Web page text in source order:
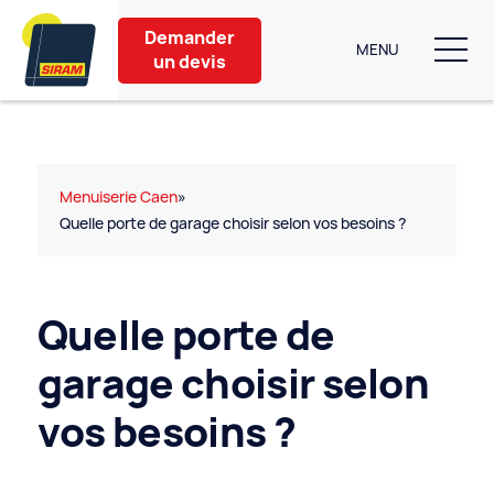
Debug single.php
À propos
Contact
Demander
un devis
MENU
Menuiserie Caen»
Quelle porte de garage choisir selon vos besoins ?
Quelle porte de
garage choisir selon
vos besoins ?